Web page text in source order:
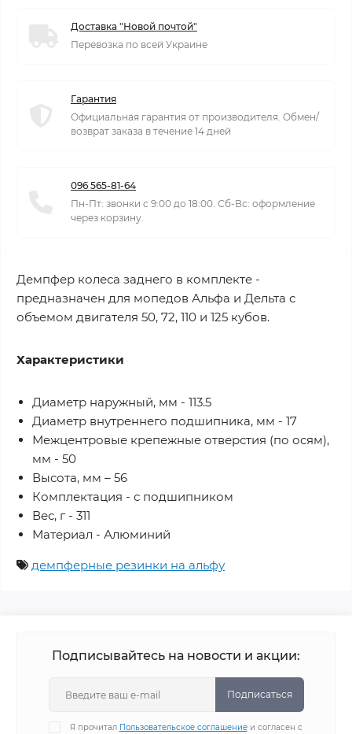
Доставка "Новой почтой"
Перевозка по всей Украине
Гарантия
Официальная гарантия от производителя. Обмен/
возврат заказа в течение 14 дней
096 565-81-64
Пн-Пт: звонки с 9:00 до 18:00. Сб-Вс: оформление
через корзину.
Демпфер колеса заднего в комплекте -
предназначен для мопедов Альфа и Дельта с
объемом двигателя 50, 72, 110 и 125 кубов.
Характеристики
Диаметр наружный, мм - 113.5
Диаметр внутреннего подшипника, мм - 17
Межцентровые крепежные отверстия (по осям),
мм - 50
Высота, мм – 56
Комплектация - с подшипником
Вес, г - 311
Материал - Алюминий
демпферные резинки на альфу
Подписывайтесь на новости и акции:
Подписаться
Я прочитал Пользовательское соглашениеи согласен с